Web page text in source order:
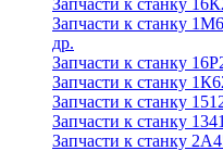
Запчасти к станку
Запчасти к станку
др.
Запчасти к станку
Запчасти к станку
Запчасти к станку
Запчасти к станку
Запчасти к станку